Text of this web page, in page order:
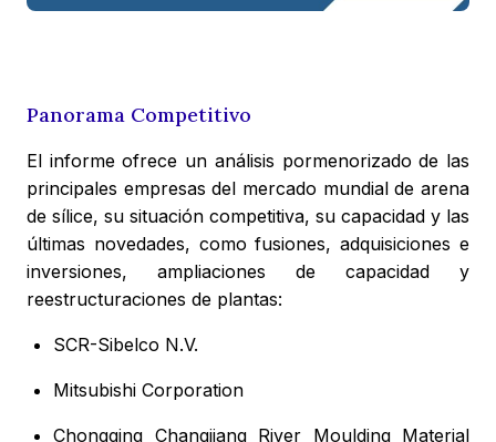
Panorama Competitivo
El informe ofrece un análisis pormenorizado de las
principales empresas del mercado mundial de arena
de sílice, su situación competitiva, su capacidad y las
últimas novedades, como fusiones, adquisiciones e
inversiones, ampliaciones de capacidad y
reestructuraciones de plantas:
SCR-Sibelco N.V.
Mitsubishi Corporation
Chongqing Changjiang River Moulding Material